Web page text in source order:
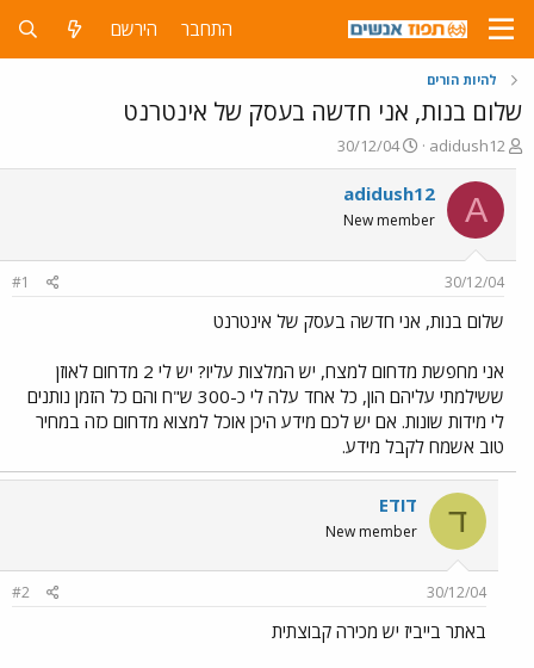
התחבר הירשם
להיות הורים
שלום בנות, אני חדשה בעסק של אינטרנט
פ
ו
ת
ח
ה
ש
א
adidush12
פ
ו
ר
ם
ר
30/12/04
A
adidush12
New member
30/12/04
#1
שלום בנות, אני חדשה בעסק של אינטרנט
אני מחפשת מדחום למצח, יש המלצות עליו? יש לי 2 מדחום לאוזן
ששילמתי עליהם הון, כל אחד עלה לי כ-300 ש"ח והם כל הזמן נותנים
לי מידות שונות. אם יש לכם מידע היכן אוכל למצוא מדחום כזה במחיר
טוב אשמח לקבל מידע.
ד דודE
New member
30/12/04
#2
באתר בייביז יש מכירה קבוצתית